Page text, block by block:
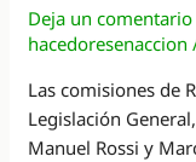
Deja un comentario
hacedoresenaccion
Las comisiones de
Legislación
Manuel Rossi y